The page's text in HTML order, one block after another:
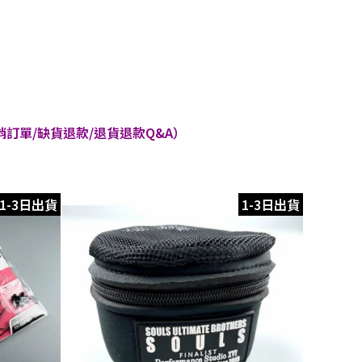
單/缺貨退款/退貨退款Q&A）
1-3日出貨 1-3日出貨